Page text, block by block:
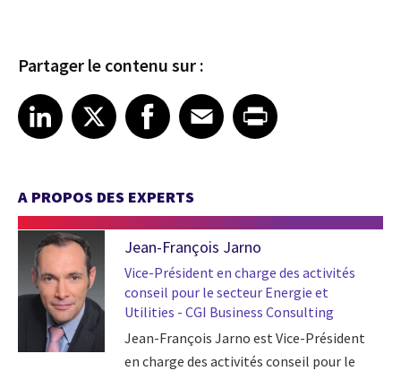
Partager le contenu sur :
Share article on LinkedIn
LinkedIn
Share article on XShare article on Facebook
Facebook
Share article on Email
EmailShare article on Print
A PROPOS DES EXPERTS
Jean-François Jarno
Vice-Président en charge des activités
conseil pour le secteur Energie et
Utilities - CGI Business Consulting
Jean-François Jarno est Vice-Président
en charge des activités conseil pour le